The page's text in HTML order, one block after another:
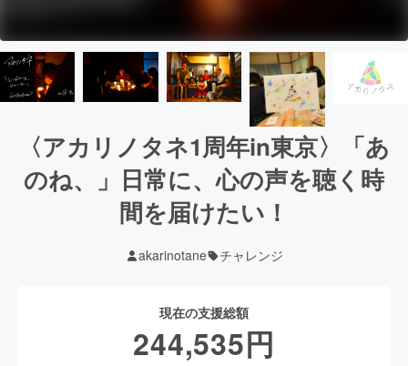
〈アカリノタネ1周年in東京〉「あ
のね、」日常に、心の声を聴く時
間を届けたい！
akarinotane チャレンジ
現在の支援総額
244,535円